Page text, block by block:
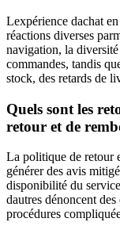
Lexpérience dachat
réactions diverses
navigation, la
commandes, tandis
stock, des retards de
Quels sont les
retour et de
La politique de retour
générer des avis
disponibilité du
dautres dénoncent
procédures